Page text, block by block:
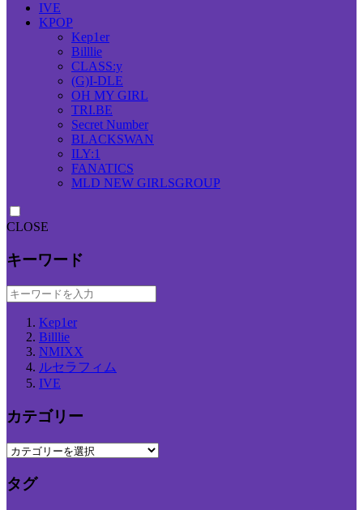
IVE
KPOP
Kep1er
Billlie
CLASS:y
(G)I-DLE
OH MY GIRL
TRI.BE
Secret Number
BLACKSWAN
ILY:1
FANATICS
MLD NEW GIRLSGROUP
CLOSE
キーワード
Kep1er
Billlie
NMIXX
ルセラフィム
IVE
カテゴリー
タグ